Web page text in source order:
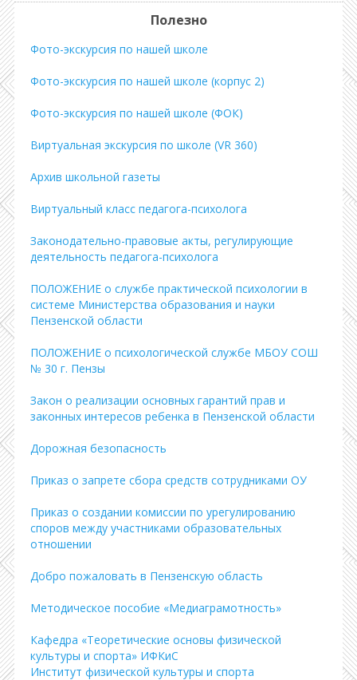
Полезно
Фото-экскурсия по нашей школе
Фото-экскурсия по нашей школе (корпус 2)
Фото-экскурсия по нашей школе (ФОК)
Виртуальная экскурсия по школе (VR 360)
Архив школьной газеты
Виртуальный класс педагога-психолога
Законодательно-правовые акты, регулирующие
деятельность педагога-психолога
ПОЛОЖЕНИЕ о службе практической психологии в
системе Министерства образования и науки
Пензенской области
ПОЛОЖЕНИЕ о психологической службе МБОУ СОШ
№ 30 г. Пензы
Закон о реализации основных гарантий прав и
законных интересов ребенка в Пензенской области
Дорожная безопасность
Приказ о запрете сбора средств сотрудниками ОУ
Приказ о создании комиссии по урегулированию
споров между участниками образовательных
отношении
Добро пожаловать в Пензенскую область
Методическое пособие «Медиаграмотность»
Кафедра «Теоретические основы физической
культуры и спорта» ИФКиС
Институт физической культуры и спорта